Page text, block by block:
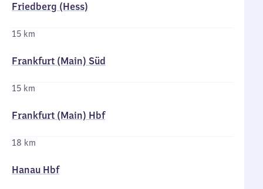
Friedberg (Hess)
15 km
Frankfurt (Main) Süd
15 km
Frankfurt (Main) Hbf
18 km
Hanau Hbf